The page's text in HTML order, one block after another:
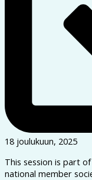
18 joulukuun, 2025
This session is part
national member